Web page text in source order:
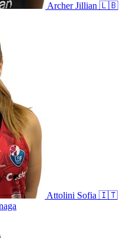
ArcherJillian 🇱🇧
Attolini Sofia 🇮🇹